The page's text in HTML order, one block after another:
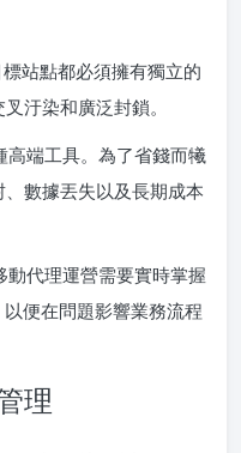
站點都必須擁有獨立的
汙染和廣泛封鎖。
高端工具。為了省錢而犧
數據丟失以及長期成本
動代理運營需要實時掌握
便在問題影響業務流程
理